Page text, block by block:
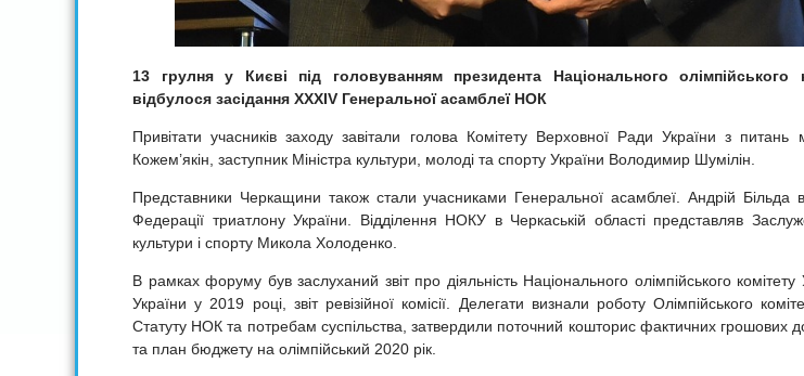
13 грулня у Києві під головуванням президента Національного олімпійського
відбулося засідання ХХХІV Генеральної асамблеї НОК
Привітати учасників заходу завітали голова Комітету Верховної Ради України з питань
Кожем’якін, заступник Міністра культури, молоді та спорту України Володимир Шумілін.
Представники Черкащини також стали учасниками Генеральної асамблеї. Андрій Більда
Федерації триатлону України. Відділення НОКУ в Черкаській області представляв
культури і спорту Микола Холоденко.
В рамках форуму був заслуханий звіт про діяльність Національного олімпійського
України у 2019 році, звіт ревізійної комісії. Делегати визнали роботу Олімпійського
Статуту НОК та потребам суспільства, затвердили поточний кошторис фактичних грошових
та план бюджету на олімпійський 2020 рік.